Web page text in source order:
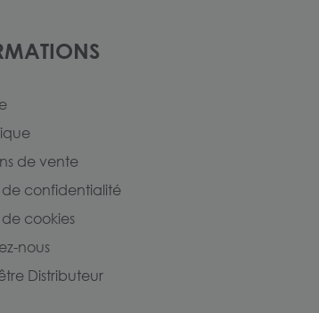
de vente
de confidentialité
cookies
nous
Distributeur